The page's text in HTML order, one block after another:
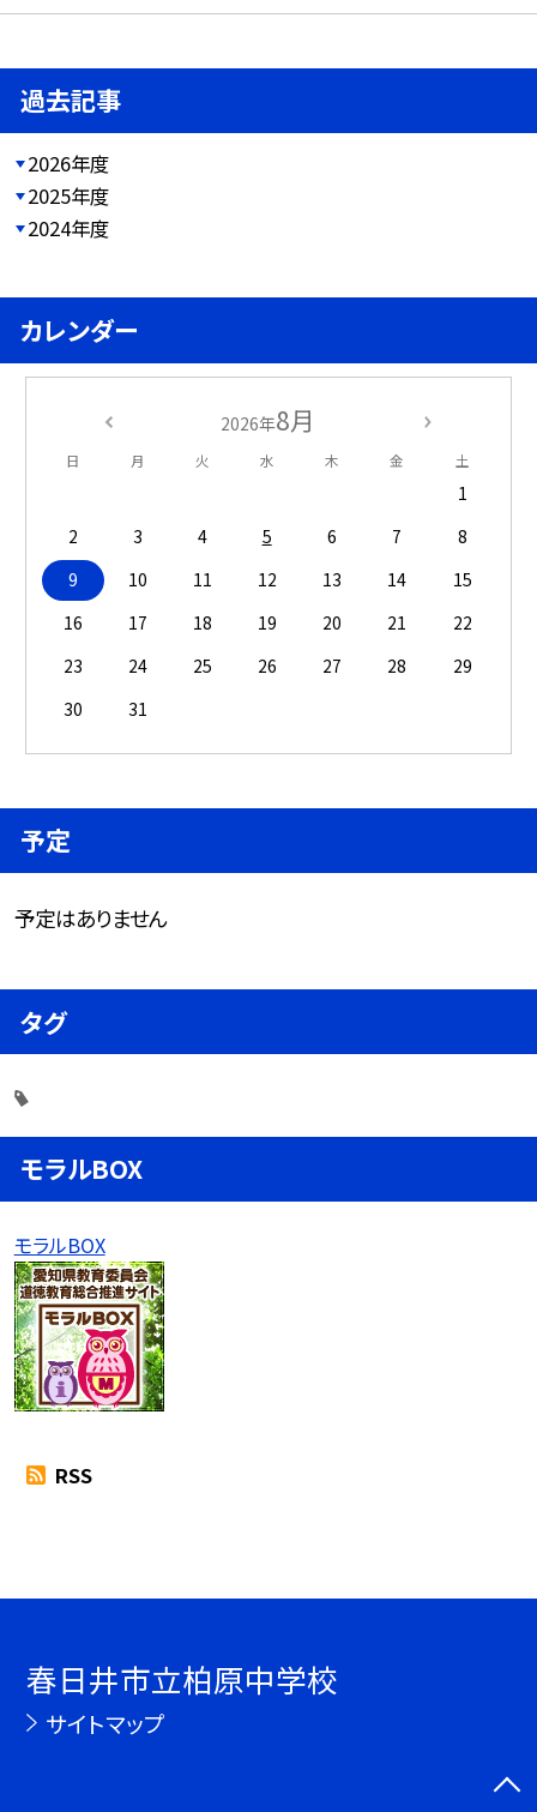
過去記事
2026年度
2025年度
2024年度
カレンダー
2026年8月
日 月 火 水 木 金 土
1
2
3 4 5 6 7
8
9
10 11 12 13 14
15
16
17 18 19 20 21
22
23
24 25 26 27 28
29
30
31
予定
予定はありません
タグ
モラルBOX
モラルBOX
RSS
春日井市立柏原中学校
サイトマップ